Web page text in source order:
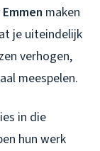
maken
je uiteindelijk
verhogen,
meespelen.
in die
hun werk